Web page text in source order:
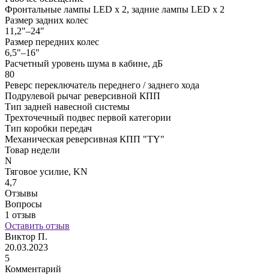
Фронтальные лампы LED x 2, задние лампы LED x 2
Размер задних колес
11,2"–24"
Размер передних колес
6,5"–16"
Расчетный уровень шума в кабине, дБ
80
Реверс переключатель переднего / заднего хода
Подрулевой рычаг реверсивной КПП
Тип задней навесной системы
Трехточечный подвес первой категории
Тип коробки передач
Механическая реверсивная КПП "TY"
Товар недели
N
Тяговое усилие, KN
4,7
Отзывы
Вопросы
1 отзыв
Оставить отзыв
Виктор П.
20.03.2023
5
Комментарий